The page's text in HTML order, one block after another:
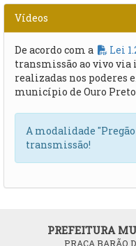
Vídeos
De acordo com a Lei
transmissão ao vivo via
realizadas nos poderes
município de Ouro
A modalidade
transmissão!
PREFEITURA
PRAÇA BARÃO